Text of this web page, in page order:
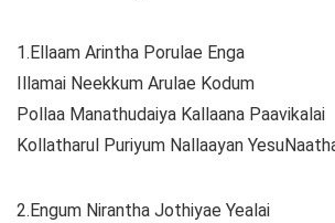
1.Ellaam Arintha Porulae Enga
Illamai Neekkum Arulae Kodum
Pollaa Manathudaiya Kallaana Paavikalai
Kollatharul Puriyum Nallaayan
2.Engum Nirantha Jothiyae Yealai